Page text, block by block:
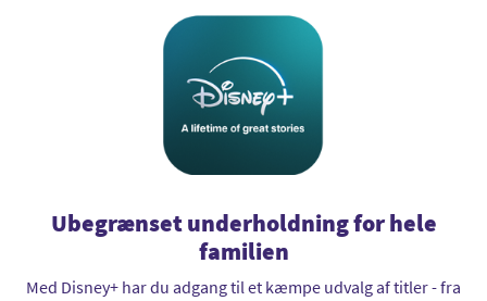
Ubegrænset underholdning for hele
familien
Med Disney+ har du adgang til et kæmpe udvalg af titler - fra